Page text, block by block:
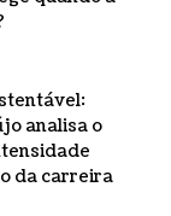
analisa o
da carreira